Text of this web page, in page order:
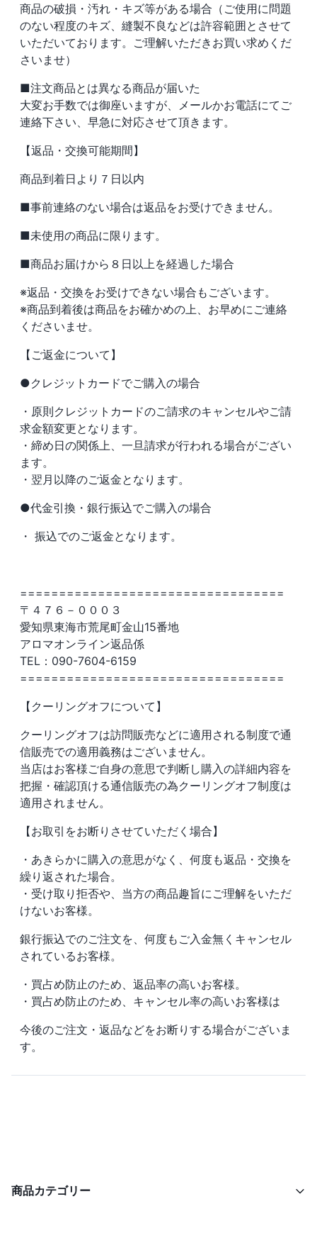
商品の破損・汚れ・キズ等がある場合（ご使用に問題
のない程度のキズ、縫製不良などは許容範囲とさせて
いただいております。ご理解いただきお買い求めくだ
さいませ）
■注文商品とは異なる商品が届いた
大変お手数では御座いますが、メールかお電話にてご
連絡下さい、早急に対応させて頂きます。
【返品・交換可能期間】
商品到着日より７日以内
■事前連絡のない場合は返品をお受けできません。
■未使用の商品に限ります。
■商品お届けから８日以上を経過した場合
※返品・交換をお受けできない場合もございます。
※商品到着後は商品をお確かめの上、お早めにご連絡
くださいませ。
【ご返金について】
●クレジットカードでご購入の場合
・原則クレジットカードのご請求のキャンセルやご請
求金額変更となります。
・締め日の関係上、一旦請求が行われる場合がござい
ます。
・翌月以降のご返金となります。
●代金引換・銀行振込でご購入の場合
・ 振込でのご返金となります。
==================================
〒４７６－０００３
愛知県東海市荒尾町金山15番地
アロマオンライン返品係
TEL：090-7604-6159
==================================
【クーリングオフについて】
クーリングオフは訪問販売などに適用される制度で通
信販売での適用義務はございません。
当店はお客様ご自身の意思で判断し購入の詳細内容を
把握・確認頂ける通信販売の為クーリングオフ制度は
適用されません。
【お取引をお断りさせていただく場合】
・あきらかに購入の意思がなく、何度も返品・交換を
繰り返された場合。
・受け取り拒否や、当方の商品趣旨にご理解をいただ
けないお客様。
銀行振込でのご注文を、何度もご入金無くキャンセル
されているお客様。
・買占め防止のため、返品率の高いお客様。
・買占め防止のため、キャンセル率の高いお客様は
今後のご注文・返品などをお断りする場合がございま
す。
商品カテゴリー